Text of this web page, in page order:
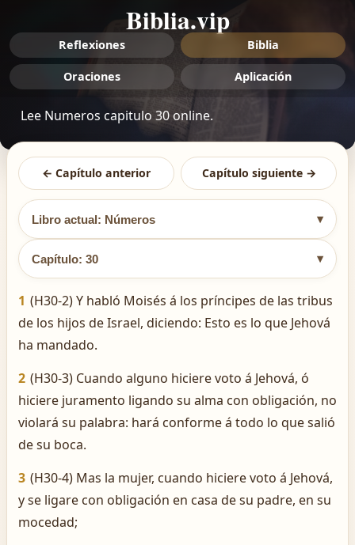
Biblia.vip
Reflexiones Biblia
Oraciones Aplicación
Lee Numeros capitulo 30 online.
← Capítulo anterior Capítulo siguiente →
Libro actual: Números ▾
Capítulo: 30 ▾
1 (H30-2) Y habló Moisés á los príncipes de las tribus
de los hijos de Israel, diciendo: Esto es lo que Jehová
ha mandado.
2 (H30-3) Cuando alguno hiciere voto á Jehová, ó
hiciere juramento ligando su alma con obligación, no
violará su palabra: hará conforme á todo lo que salió
de su boca.
3 (H30-4) Mas la mujer, cuando hiciere voto á Jehová,
y se ligare con obligación en casa de su padre, en su
mocedad;